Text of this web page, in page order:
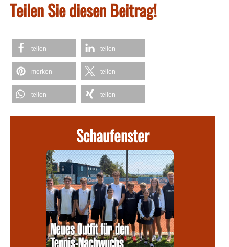
Teilen Sie diesen Beitrag!
teilen teilen
merken teilen
teilen teilen
Schaufenster